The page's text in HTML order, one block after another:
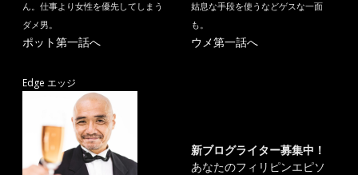
ん。仕事より女性を優先してしまう
ダメ男。
ポット第一話へ
姑息な手段を使うなどゲスな一面
も。
ウメ第一話へ
Edge エッジ
新ブログライター募集中！
あなたのフィリピンエピソ